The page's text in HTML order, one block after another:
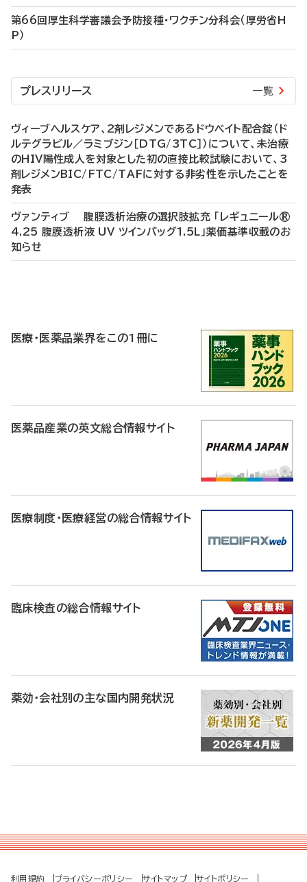
第66回厚生科学審議会予防接種・ワクチン分科会（厚労省H
P）
プレスリリース 一覧
ヴィーブヘルスケア、2剤レジメンであるドウベイト配合錠（ド
ルテグラビル／ラミブジン［DTG/3TC］）について、未治療
のHIV陽性成人を対象とした初の直接比較試験において、3
剤レジメンBIC/FTC/TAFに対する非劣性を示したことを
発表
ヴァンティブ 腹膜透析治療の選択肢拡充 「レギュニール®
4.25 腹膜透析液 UV ツインバッグ1.5L」薬価基準収載のお
知らせ
医療・医薬品業界をこの1冊に
医薬品産業の英文総合情報サイト
医療制度・医療経営の総合情報サイト
臨床検査の総合情報サイト
薬効・会社別の主な国内開発状況
利用規約 プライバシーポリシー サイトマップ サイトポリシー